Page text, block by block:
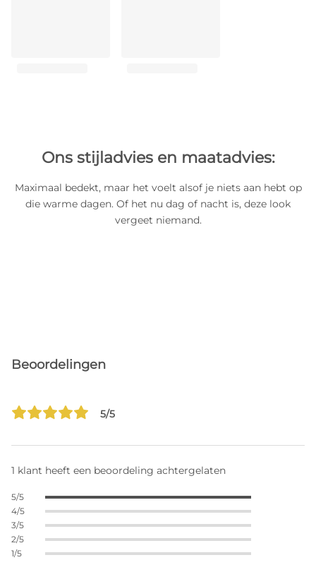
Ons stijladvies en maatadvies:
Maximaal bedekt, maar het voelt alsof je niets aan hebt op
die warme dagen. Of het nu dag of nacht is, deze look
vergeet niemand.
Beoordelingen
5/5
1 klant heeft een beoordeling achtergelaten
5/5
4/5
3/5
2/5
1/5